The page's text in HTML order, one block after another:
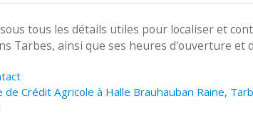
tous les détails utiles pour localiser et
Tarbes, ainsi que ses heures d'ouverture et
Crédit Agricole à Halle Brauhauban Raine,